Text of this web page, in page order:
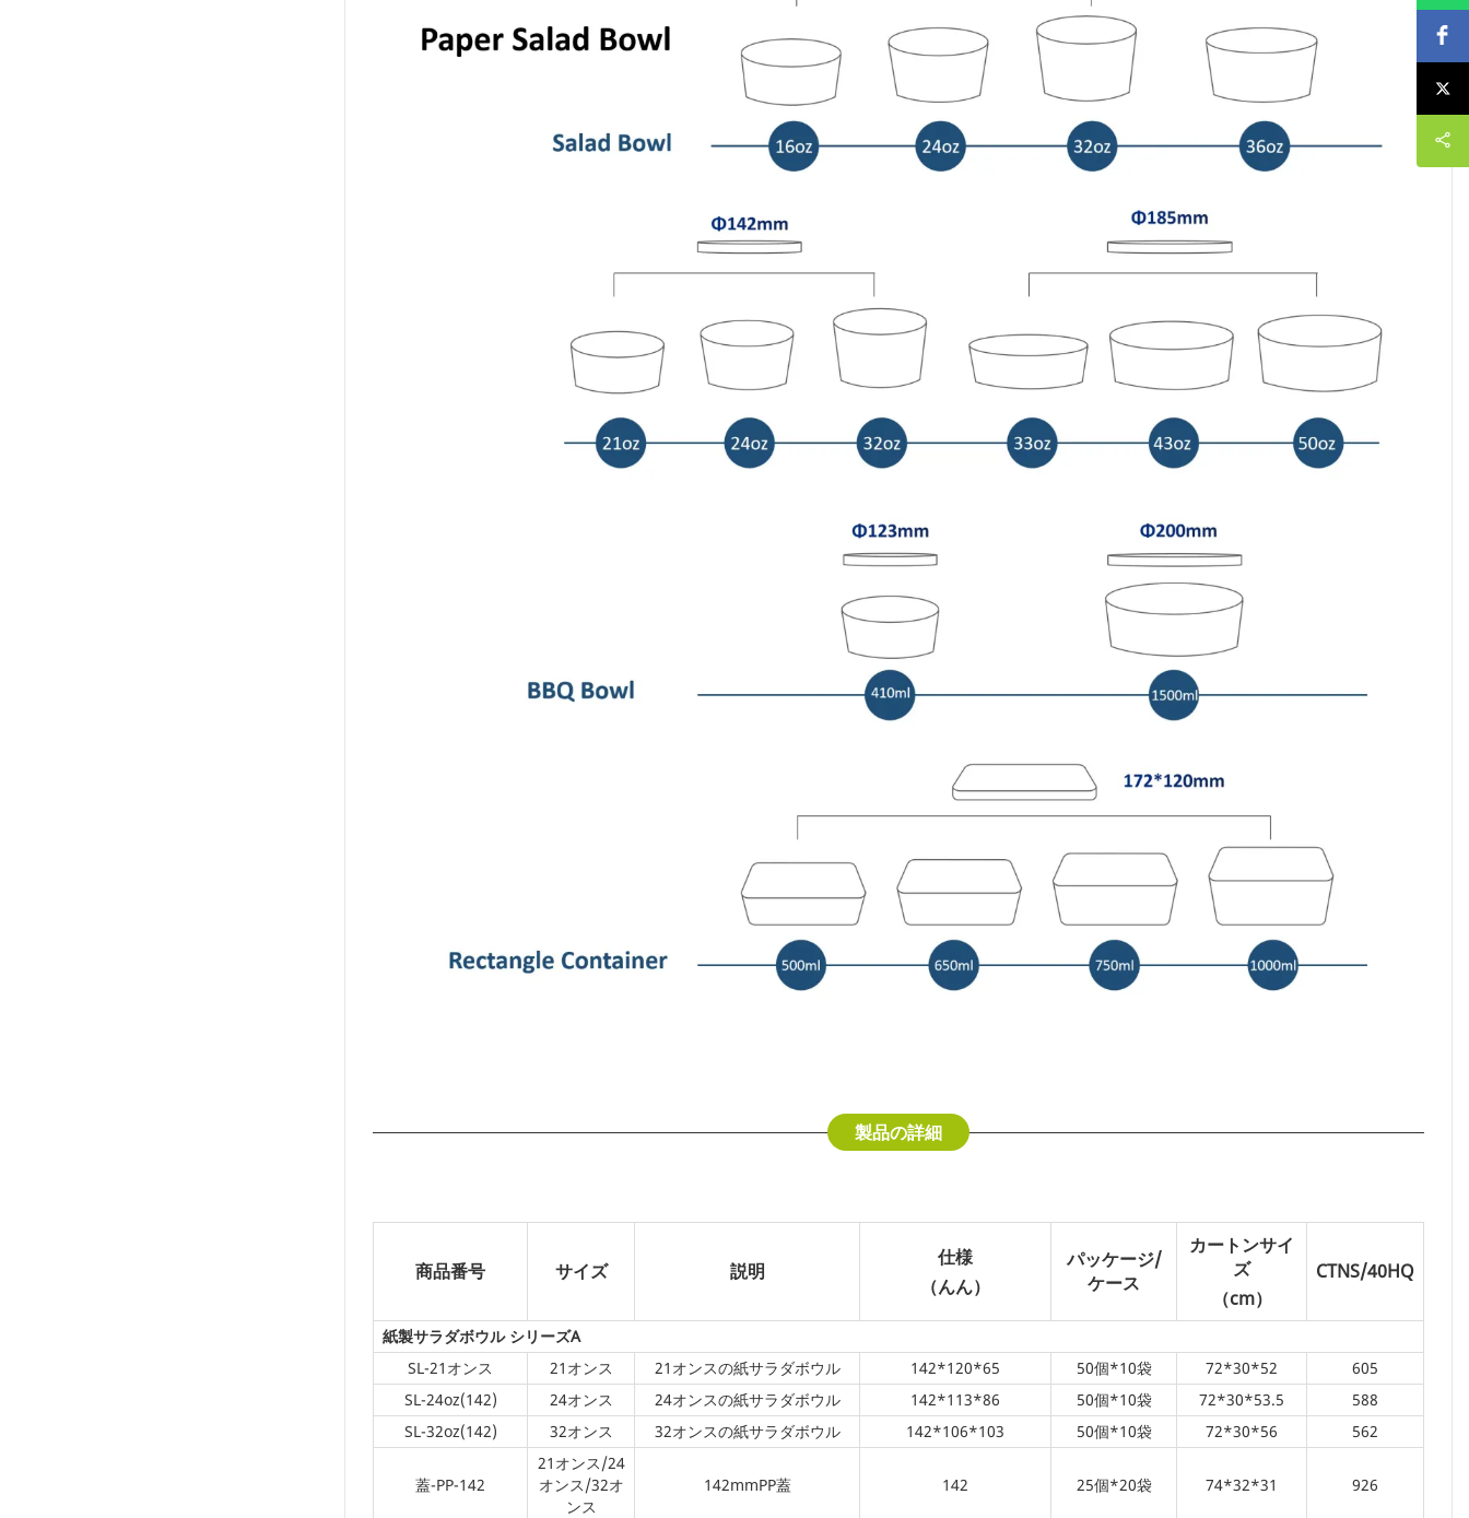
製品の詳細
商品番号 サイズ 説明
仕様
（んん）
パッケージ/
ケース
カートンサイ
ズ
（cm）
CTNS/40HQ
紙製サラダボウル シリーズA
SL-21オンス
21オンス 21オンスの紙サラダボウル 142*120*65 50個*10袋 72*30*52
605
SL-24oz(142)
24オンス 24オンスの紙サラダボウル 142*113*86 50個*10袋 72*30*53.5
588
SL-32oz(142)
32オンス 32オンスの紙サラダボウル 142*106*103 50個*10袋 72*30*56 562
蓋-PP-142
21オンス/24
オンス/32オ
ンス
142mmPP蓋 142 25個*20袋 74*32*31 926